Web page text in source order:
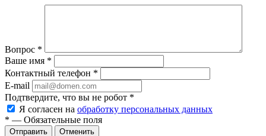
Вопрос *
Ваше имя *
Контактный телефон *
E-mail
Подтвердите, что вы не робот *
Я согласен на обработку персональных данных
* — Обязательные поля
Отменить